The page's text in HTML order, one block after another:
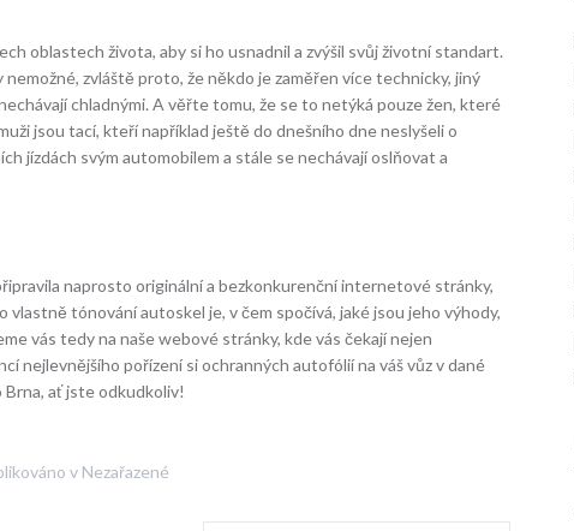
oblastech života, aby si ho usnadnil a zvýšil svůj životní standart.
zvláště proto, že někdo je zaměřen více technicky, jiný
chladnými. A věřte tomu, že se to netýká pouze žen, které
jsou tací, kteří například ještě do dnešního dne neslyšeli o
jízdách svým automobilem a stále se nechávají oslňovat a
naprosto originální a bezkonkurenční internetové stránky,
tónování autoskel je, v čem spočívá, jaké jsou jeho výhody,
vás tedy na naše webové stránky, kde vás čekají nejen
nejlevnějšího pořízení si ochranných autofólií na váš vůz v dané
ať jste odkudkoliv!
v Nezařazené